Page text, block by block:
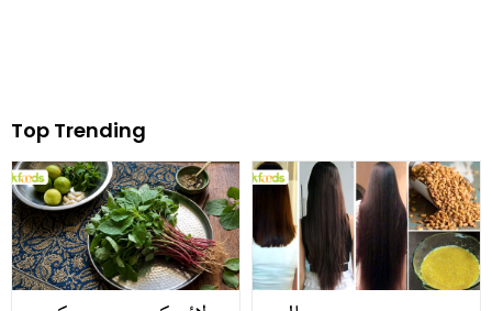
Top Trending